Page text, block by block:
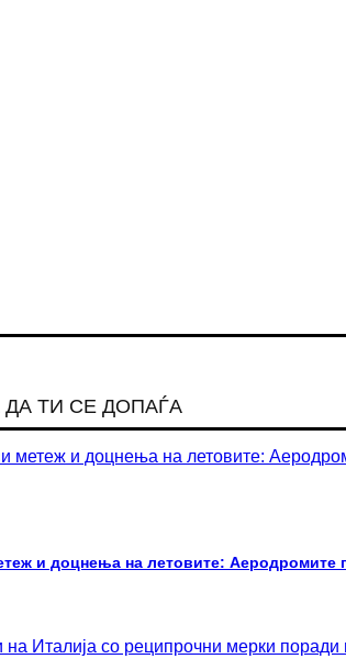
ТИ СЕ ДОПАЃА
и доцнења на летовите: Аеродромите